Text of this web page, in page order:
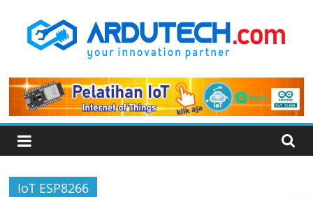
content
ARDUTECH
Your
Innovation
Partner
IoT ESP8266